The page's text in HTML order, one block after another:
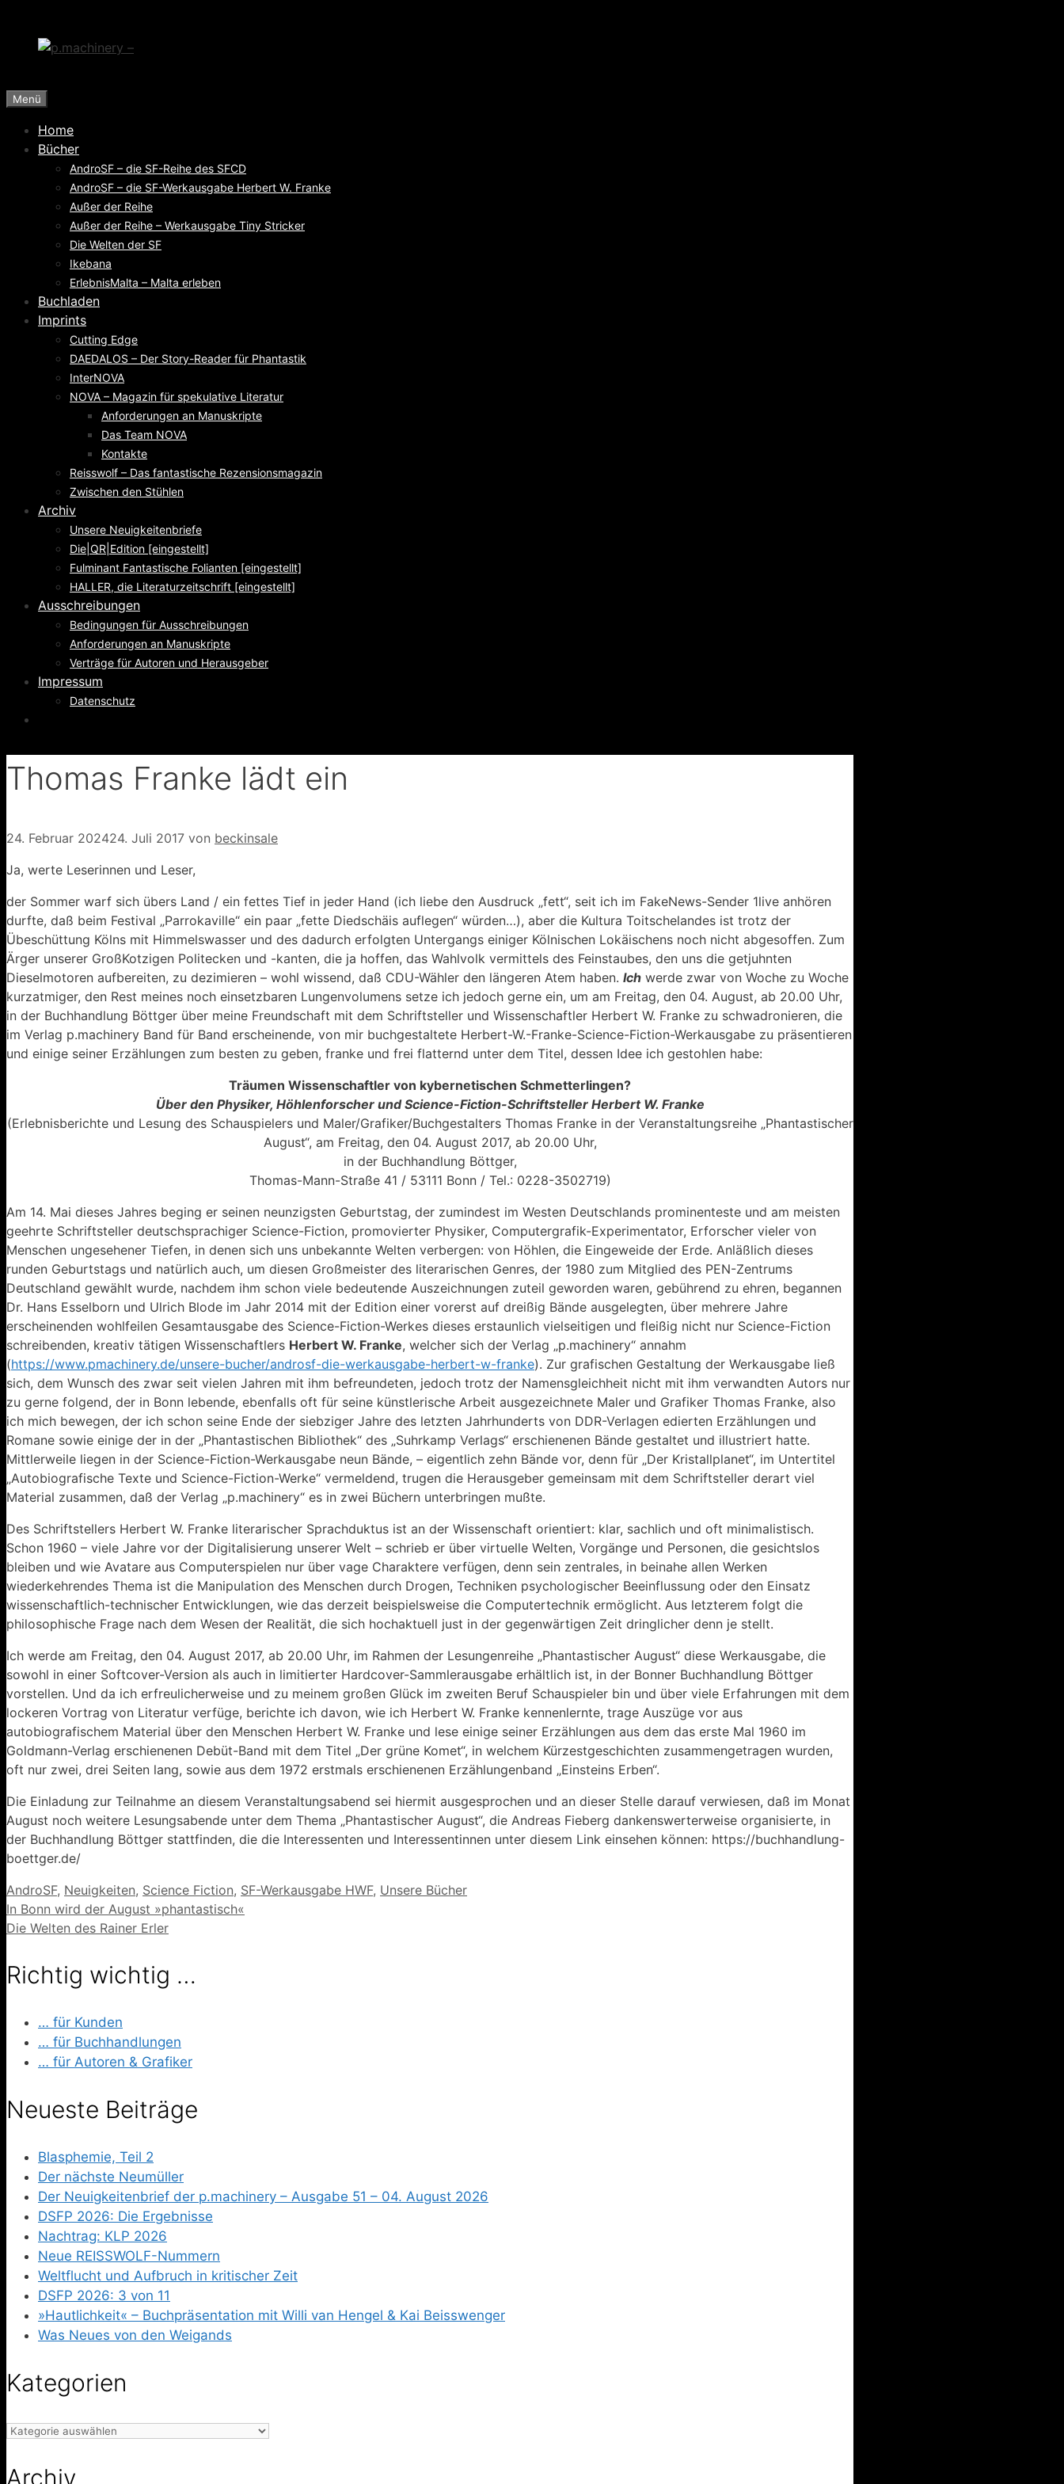
springen
Menü
Home
Bücher
AndroSF – die SF-Reihe des SFCD
AndroSF – die SF-Werkausgabe Herbert W. Franke
Außer der Reihe
Außer der Reihe – Werkausgabe Tiny Stricker
Die Welten der SF
Ikebana
ErlebnisMalta – Malta erleben
Buchladen
Imprints
Cutting Edge
DAEDALOS – Der Story-Reader für Phantastik
InterNOVA
NOVA – Magazin für spekulative Literatur
Anforderungen an Manuskripte
Das Team NOVA
Kontakte
Reisswolf – Das fantastische Rezensionsmagazin
Zwischen den Stühlen
Archiv
Unsere Neuigkeitenbriefe
Die|QR|Edition [eingestellt]
Fulminant Fantastische Folianten [eingestellt]
HALLER, die Literaturzeitschrift [eingestellt]
Ausschreibungen
Bedingungen für Ausschreibungen
Anforderungen an Manuskripte
Verträge für Autoren und Herausgeber
Impressum
Datenschutz
Thomas Franke lädt ein
24. Februar 202424. Juli 2017 von beckinsale
Ja, werte Leserinnen und Leser,
der Sommer warf sich übers Land / ein fettes Tief in jeder Hand (ich liebe den Ausdruck „fett“, seit ich im FakeNews-Sender 1live anhören
durfte, daß beim Festival „Parrokaville“ ein paar „fette Diedschäis auflegen“ würden…), aber die Kultura Toitschelandes ist trotz der
Übeschüttung Kölns mit Himmelswasser und des dadurch erfolgten Untergangs einiger Kölnischen Lokäischens noch nicht abgesoffen. Zum
Ärger unserer GroßKotzigen Politecken und -kanten, die ja hoffen, das Wahlvolk vermittels des Feinstaubes, den uns die getjuhnten
Dieselmotoren aufbereiten, zu dezimieren – wohl wissend, daß CDU-Wähler den längeren Atem haben. Ich werde zwar von Woche zu Woche
kurzatmiger, den Rest meines noch einsetzbaren Lungenvolumens setze ich jedoch gerne ein, um am Freitag, den 04. August, ab 20.00 Uhr,
in der Buchhandlung Böttger über meine Freundschaft mit dem Schriftsteller und Wissenschaftler Herbert W. Franke zu schwadronieren, die
im Verlag p.machinery Band für Band erscheinende, von mir buchgestaltete Herbert-W.-Franke-Science-Fiction-Werkausgabe zu präsentieren
und einige seiner Erzählungen zum besten zu geben, franke und frei flatternd unter dem Titel, dessen Idee ich gestohlen habe:
Träumen Wissenschaftler von kybernetischen Schmetterlingen?
Über den Physiker, Höhlenforscher und Science-Fiction-Schriftsteller Herbert W. Franke
(Erlebnisberichte und Lesung des Schauspielers und Maler/Grafiker/Buchgestalters Thomas Franke in der Veranstaltungsreihe „Phantastischer
August“, am Freitag, den 04. August 2017, ab 20.00 Uhr,
in der Buchhandlung Böttger,
Thomas-Mann-Straße 41 / 53111 Bonn / Tel.: 0228-3502719)
Am 14. Mai dieses Jahres beging er seinen neunzigsten Geburtstag, der zumindest im Westen Deutschlands prominenteste und am meisten
geehrte Schriftsteller deutschsprachiger Science-Fiction, promovierter Physiker, Computergrafik-Experimentator, Erforscher vieler von
Menschen ungesehener Tiefen, in denen sich uns unbekannte Welten verbergen: von Höhlen, die Eingeweide der Erde. Anläßlich dieses
runden Geburtstags und natürlich auch, um diesen Großmeister des literarischen Genres, der 1980 zum Mitglied des PEN-Zentrums
Deutschland gewählt wurde, nachdem ihm schon viele bedeutende Auszeichnungen zuteil geworden waren, gebührend zu ehren, begannen
Dr. Hans Esselborn und Ulrich Blode im Jahr 2014 mit der Edition einer vorerst auf dreißig Bände ausgelegten, über mehrere Jahre
erscheinenden wohlfeilen Gesamtausgabe des Science-Fiction-Werkes dieses erstaunlich vielseitigen und fleißig nicht nur Science-Fiction
schreibenden, kreativ tätigen Wissenschaftlers Herbert W. Franke, welcher sich der Verlag „p.machinery“ annahm
(https://www.pmachinery.de/unsere-bucher/androsf-die-werkausgabe-herbert-w-franke). Zur grafischen Gestaltung der Werkausgabe ließ
sich, dem Wunsch des zwar seit vielen Jahren mit ihm befreundeten, jedoch trotz der Namensgleichheit nicht mit ihm verwandten Autors nur
zu gerne folgend, der in Bonn lebende, ebenfalls oft für seine künstlerische Arbeit ausgezeichnete Maler und Grafiker Thomas Franke, also
ich mich bewegen, der ich schon seine Ende der siebziger Jahre des letzten Jahrhunderts von DDR-Verlagen edierten Erzählungen und
Romane sowie einige der in der „Phantastischen Bibliothek“ des „Suhrkamp Verlags“ erschienenen Bände gestaltet und illustriert hatte.
Mittlerweile liegen in der Science-Fiction-Werkausgabe neun Bände, – eigentlich zehn Bände vor, denn für „Der Kristallplanet“, im Untertitel
„Autobiografische Texte und Science-Fiction-Werke“ vermeldend, trugen die Herausgeber gemeinsam mit dem Schriftsteller derart viel
Material zusammen, daß der Verlag „p.machinery“ es in zwei Büchern unterbringen mußte.
Des Schriftstellers Herbert W. Franke literarischer Sprachduktus ist an der Wissenschaft orientiert: klar, sachlich und oft minimalistisch.
Schon 1960 – viele Jahre vor der Digitalisierung unserer Welt – schrieb er über virtuelle Welten, Vorgänge und Personen, die gesichtslos
bleiben und wie Avatare aus Computerspielen nur über vage Charaktere verfügen, denn sein zentrales, in beinahe allen Werken
wiederkehrendes Thema ist die Manipulation des Menschen durch Drogen, Techniken psychologischer Beeinflussung oder den Einsatz
wissenschaftlich-technischer Entwicklungen, wie das derzeit beispielsweise die Computertechnik ermöglicht. Aus letzterem folgt die
philosophische Frage nach dem Wesen der Realität, die sich hochaktuell just in der gegenwärtigen Zeit dringlicher denn je stellt.
Ich werde am Freitag, den 04. August 2017, ab 20.00 Uhr, im Rahmen der Lesungenreihe „Phantastischer August“ diese Werkausgabe, die
sowohl in einer Softcover-Version als auch in limitierter Hardcover-Sammlerausgabe erhältlich ist, in der Bonner Buchhandlung Böttger
vorstellen. Und da ich erfreulicherweise und zu meinem großen Glück im zweiten Beruf Schauspieler bin und über viele Erfahrungen mit dem
lockeren Vortrag von Literatur verfüge, berichte ich davon, wie ich Herbert W. Franke kennenlernte, trage Auszüge vor aus
autobiografischem Material über den Menschen Herbert W. Franke und lese einige seiner Erzählungen aus dem das erste Mal 1960 im
Goldmann-Verlag erschienenen Debüt-Band mit dem Titel „Der grüne Komet“, in welchem Kürzestgeschichten zusammengetragen wurden,
oft nur zwei, drei Seiten lang, sowie aus dem 1972 erstmals erschienenen Erzählungenband „Einsteins Erben“.
Die Einladung zur Teilnahme an diesem Veranstaltungsabend sei hiermit ausgesprochen und an dieser Stelle darauf verwiesen, daß im Monat
August noch weitere Lesungsabende unter dem Thema „Phantastischer August“, die Andreas Fieberg dankenswerterweise organisierte, in
der Buchhandlung Böttger stattfinden, die die Interessenten und Interessentinnen unter diesem Link einsehen können: https://buchhandlung-
boettger.de/
Kategorien
AndroSF, Neuigkeiten, Science Fiction, SF-Werkausgabe HWF, Unsere Bücher
In Bonn wird der August »phantastisch«
Die Welten des Rainer Erler
Richtig wichtig …
… für Kunden
… für Buchhandlungen
… für Autoren & Grafiker
Neueste Beiträge
Blasphemie, Teil 2
Der nächste Neumüller
Der Neuigkeitenbrief der p.machinery – Ausgabe 51 – 04. August 2026
DSFP 2026: Die Ergebnisse
Nachtrag: KLP 2026
Neue REISSWOLF-Nummern
Weltflucht und Aufbruch in kritischer Zeit
DSFP 2026: 3 von 11
»Hautlichkeit« – Buchpräsentation mit Willi van Hengel & Kai Beisswenger
Was Neues von den Weigands
Kategorien
Kategorien
Archiv